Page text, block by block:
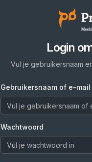
Login
Vul je gebruikersnaam
Gebruikersnaam of e-mail
Wachtwoord